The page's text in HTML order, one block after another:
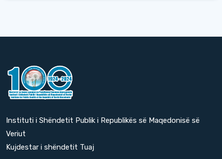
Instituti i Shëndetit Publik i Republikës së Maqedonisë së
Veriut
Kujdestar i shëndetit Tuaj